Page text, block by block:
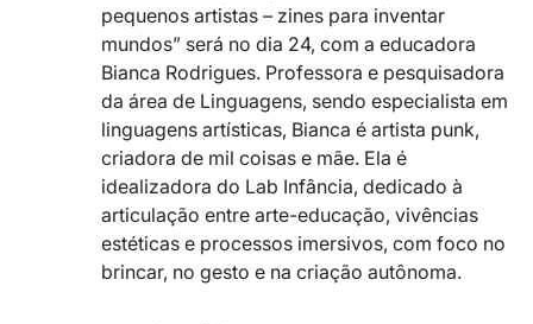
pequenos artistas – zines para inventar
mundos” será no dia 24, com a educadora
Bianca Rodrigues. Professora e pesquisadora
da área de Linguagens, sendo especialista em
linguagens artísticas, Bianca é artista punk,
criadora de mil coisas e mãe. Ela é
idealizadora do Lab Infância, dedicado à
articulação entre arte-educação, vivências
estéticas e processos imersivos, com foco no
brincar, no gesto e na criação autônoma.